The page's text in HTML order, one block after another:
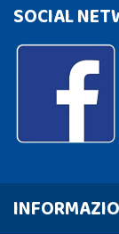
SOCIAL